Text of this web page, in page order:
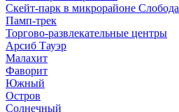
Скейт-парк в микрорайоне Слобода
Памп-трек
Торгово-развлекательные центры
Арсиб Тауэр
Малахит
Фаворит
Южный
Остров
Солнечный